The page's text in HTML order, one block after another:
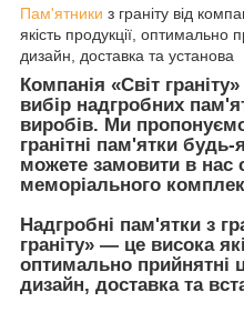
Пам'ятники з граніту від
якість продукції, оптимально
дизайн, доставка та установа
Компанія «Світ
вибір надгробних
виробів. Ми
гранітні пам'ятки
можете замовити в нас
меморіального
Надгробні пам'ятки з
граніту» — це висока
оптимально прийнятні
дизайн, доставка та